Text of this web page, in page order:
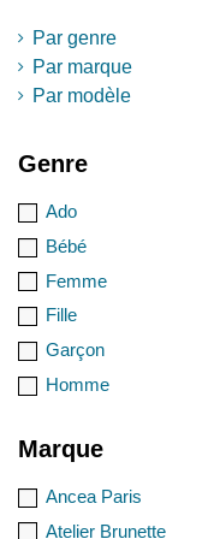
Par genre
Par marque
Par modèle
Genre
Ado
Bébé
Femme
Fille
Garçon
Homme
Marque
Ancea Paris
Atelier Brunette